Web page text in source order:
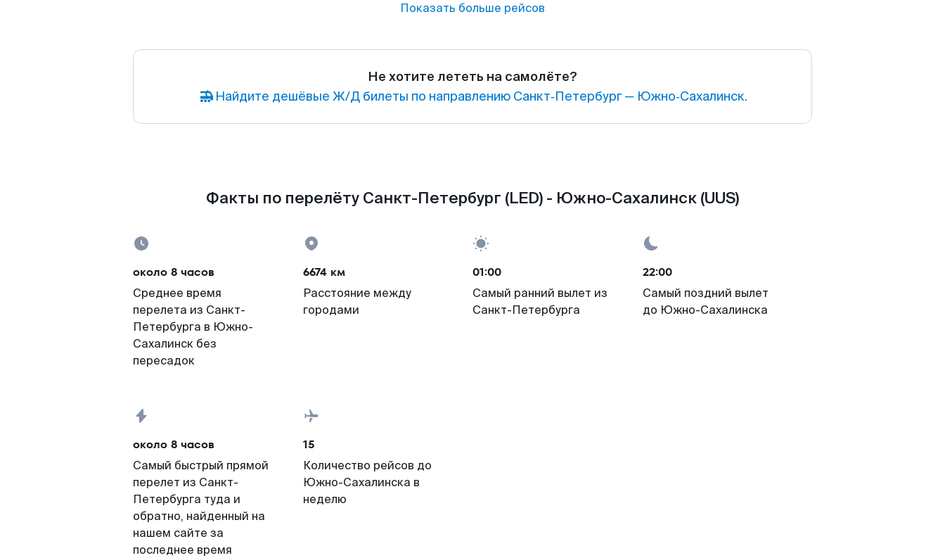
Показать больше рейсов
Не хотите лететь на самолёте?
Найдите дешёвые Ж/Д билеты по направлению Санкт‑Петербург — Южно‑Сахалинск.
Факты по перелёту Санкт-Петербург (LED) - Южно-Сахалинск (UUS)
около 8 часов
Среднее время
перелета из Санкт-
Петербурга в Южно-
Сахалинск без
пересадок
6674 км
Расстояние между
городами
01:00
Самый ранний вылет из
Санкт-Петербурга
22:00
Самый поздний вылет
до Южно-Сахалинска
около 8 часов
Самый быстрый прямой
перелет из Санкт-
Петербурга туда и
обратно, найденный на
нашем сайте за
последнее время
15
Количество рейсов до
Южно-Сахалинска в
неделю